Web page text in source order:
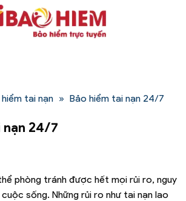
tai nạn » Bảo hiểm tai nạn 24/7
nạn 24/7
phòng tránh được hết mọi rủi ro, nguy
sống. Những rủi ro như tai nạn lao